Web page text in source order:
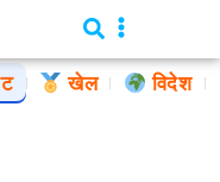
खेल विदेश